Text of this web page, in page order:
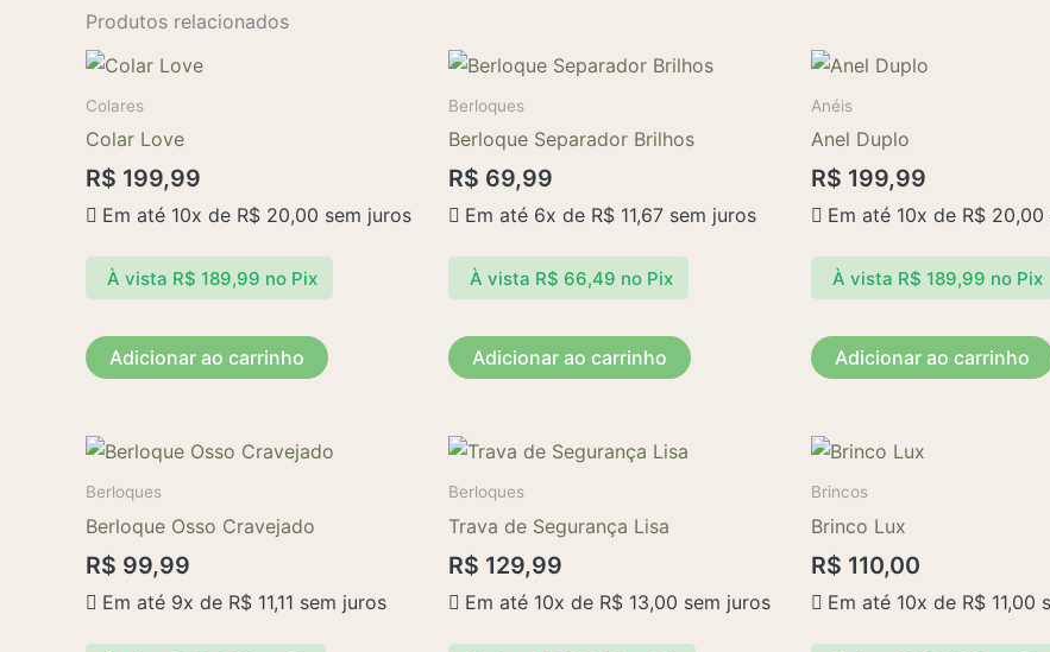
Produtos relacionados
Colares
Colar Love
R$ 199,99
Em até 10x de R$ 20,00 sem juros
À vista R$ 189,99 no Pix
Adicionar ao carrinho
Berloques
Berloque Separador Brilhos
R$ 69,99
Em até 6x de R$ 11,67 sem juros
À vista R$ 66,49 no Pix
Adicionar ao carrinho
Anéis
Anel Duplo
R$ 199,99
Em até 10x de R$ 20,00
À vista R$ 189,99 no Pix
Adicionar ao carrinho
Berloques
Berloque Osso Cravejado
R$ 99,99
Em até 9x de R$ 11,11 sem juros
Berloques
Trava de Segurança Lisa
R$ 129,99
Em até 10x de R$ 13,00 sem juros
Brincos
Brinco Lux
R$ 110,00
Em até 10x de R$ 11,00